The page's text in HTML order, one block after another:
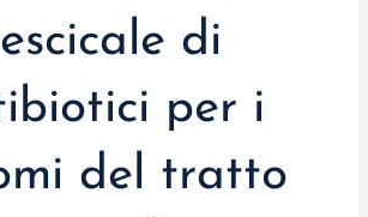
di
per i
del tratto